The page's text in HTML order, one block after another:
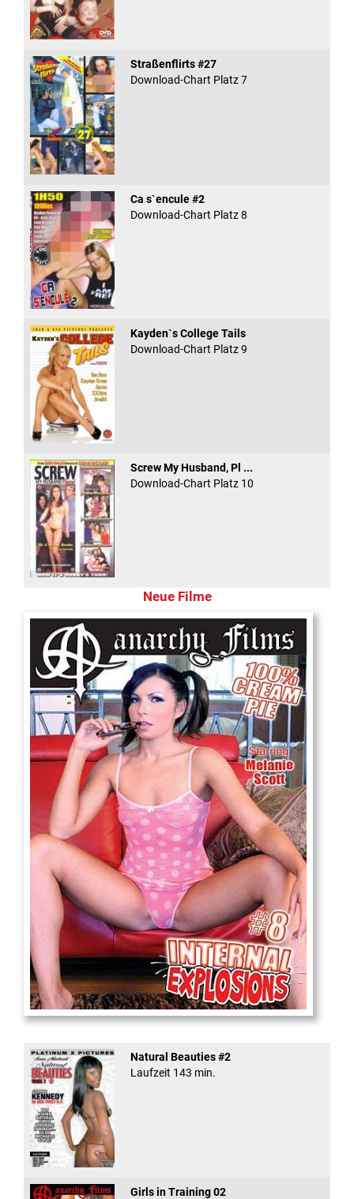
Straßenflirts #27
Download-Chart Platz 7
Ca s`encule #2
Download-Chart Platz 8
Kayden`s College Tails
Download-Chart Platz 9
Screw My Husband, Pl ...
Download-Chart Platz 10
Neue Filme
Internal Explosionen
Natural Beauties #2
Laufzeit 143 min.
Girls in Training 02